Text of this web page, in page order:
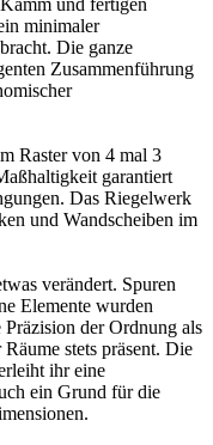
und fertigen
minimaler
Die ganze
Zusammenführung
Raster von 4 mal 3
garantiert
Das Riegelwerk
und Wandscheiben im
verändert. Spuren
Elemente wurden
der Ordnung als
stets präsent. Die
ihr eine
ein Grund für die